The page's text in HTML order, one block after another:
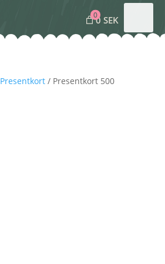
00 SEK
Presentkort/ Presentkort 500